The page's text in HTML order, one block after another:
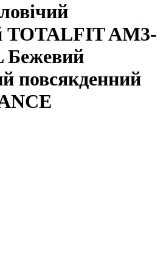
TOTALFIT AM3-
Бежевий
повсякденний